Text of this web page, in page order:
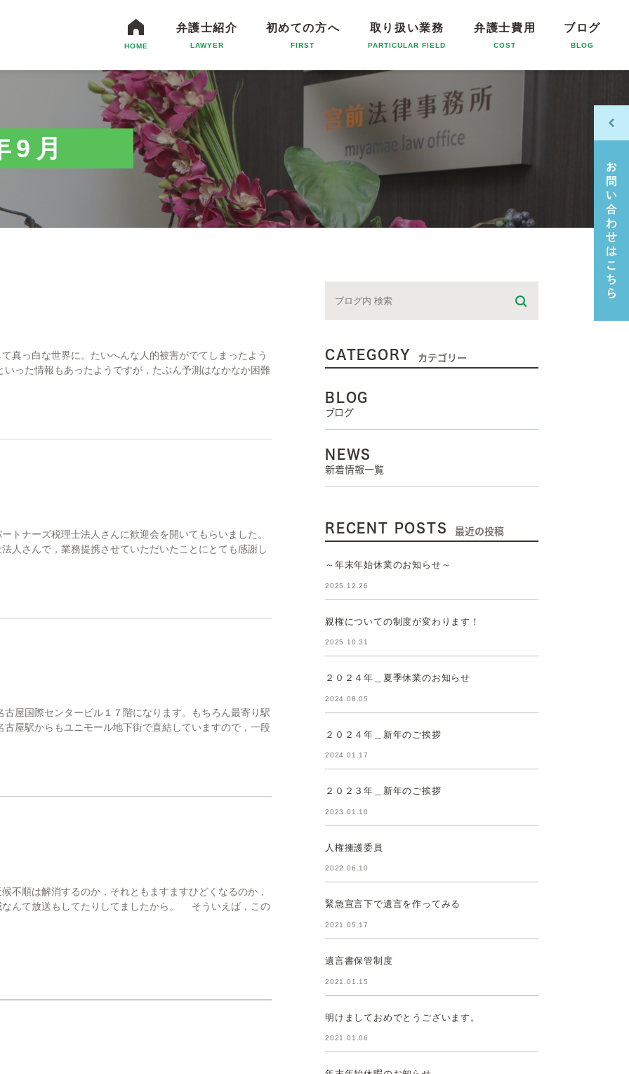
HOME
弁護士紹介
LAWYER
初めての方へ
FIRST
取り扱い業務
PARTICULAR FIELD
相続問題
交通事故問題
借金問題
高齢者問題
弁護士費用
COST
ブログ
BLOG
月
真っ白な世界に。たいへんな人的被害がでてしまったよう
った情報もあったようですが，たぶん予測はなかなか困難
トナーズ税理士法人さんに歓迎会を開いてもらいました。
人さんで，業務提携させていただいたことにとても感謝し
屋国際センタービル１７階になります。もちろん最寄り駅
屋駅からもユニモール地下街で直結していますので，一段
不順は解消するのか，それともますますひどくなるのか，
んて放送もしてたりしてましたから。 そういえば，この
CATEGORY カテゴリー
BLOG
ブログ
NEWS
新着情報一覧
RECENT POSTS 最近の投稿
～年末年始休業のお知らせ～
2025.12.26
親権についての制度が変わります！
2025.10.31
２０２４年＿夏季休業のお知らせ
2024.08.05
２０２４年＿新年のご挨拶
2024.01.17
２０２３年＿新年のご挨拶
2023.01.10
人権擁護委員
2022.06.10
緊急宣言下で遺言を作ってみる
2021.05.17
遺言書保管制度
2021.01.15
明けましておめでとうございます。
2021.01.06